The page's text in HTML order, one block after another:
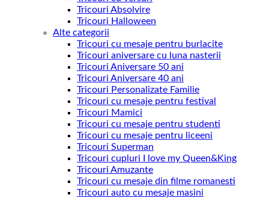
Tricouri Absolvire
Tricouri Halloween
Alte categorii
Tricouri cu mesaje pentru burlacite
Tricouri aniversare cu luna nasterii
Tricouri Aniversare 50 ani
Tricouri Aniversare 40 ani
Tricouri Personalizate Familie
Tricouri cu mesaje pentru festival
Tricouri Mamici
Tricouri cu mesaje pentru studenti
Tricouri cu mesaje pentru liceeni
Tricouri Superman
Tricouri cupluri I love my Queen&King
Tricouri Amuzante
Tricouri cu mesaje din filme romanesti
Tricouri auto cu mesaje masini